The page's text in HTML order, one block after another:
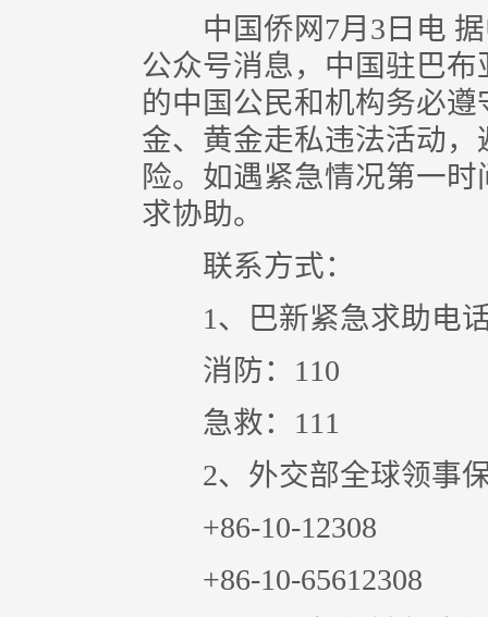
中国侨网7月3日电 据
公众号消息，中国驻巴
的中国公民和机构务必
金、黄金走私违法活动
险。如遇紧急情况第一
求协助。
联系方式：
1、巴新紧急求助电话
消防：110
急救：111
2、外交部全球领事保
+86-10-12308
+86-10-65612308